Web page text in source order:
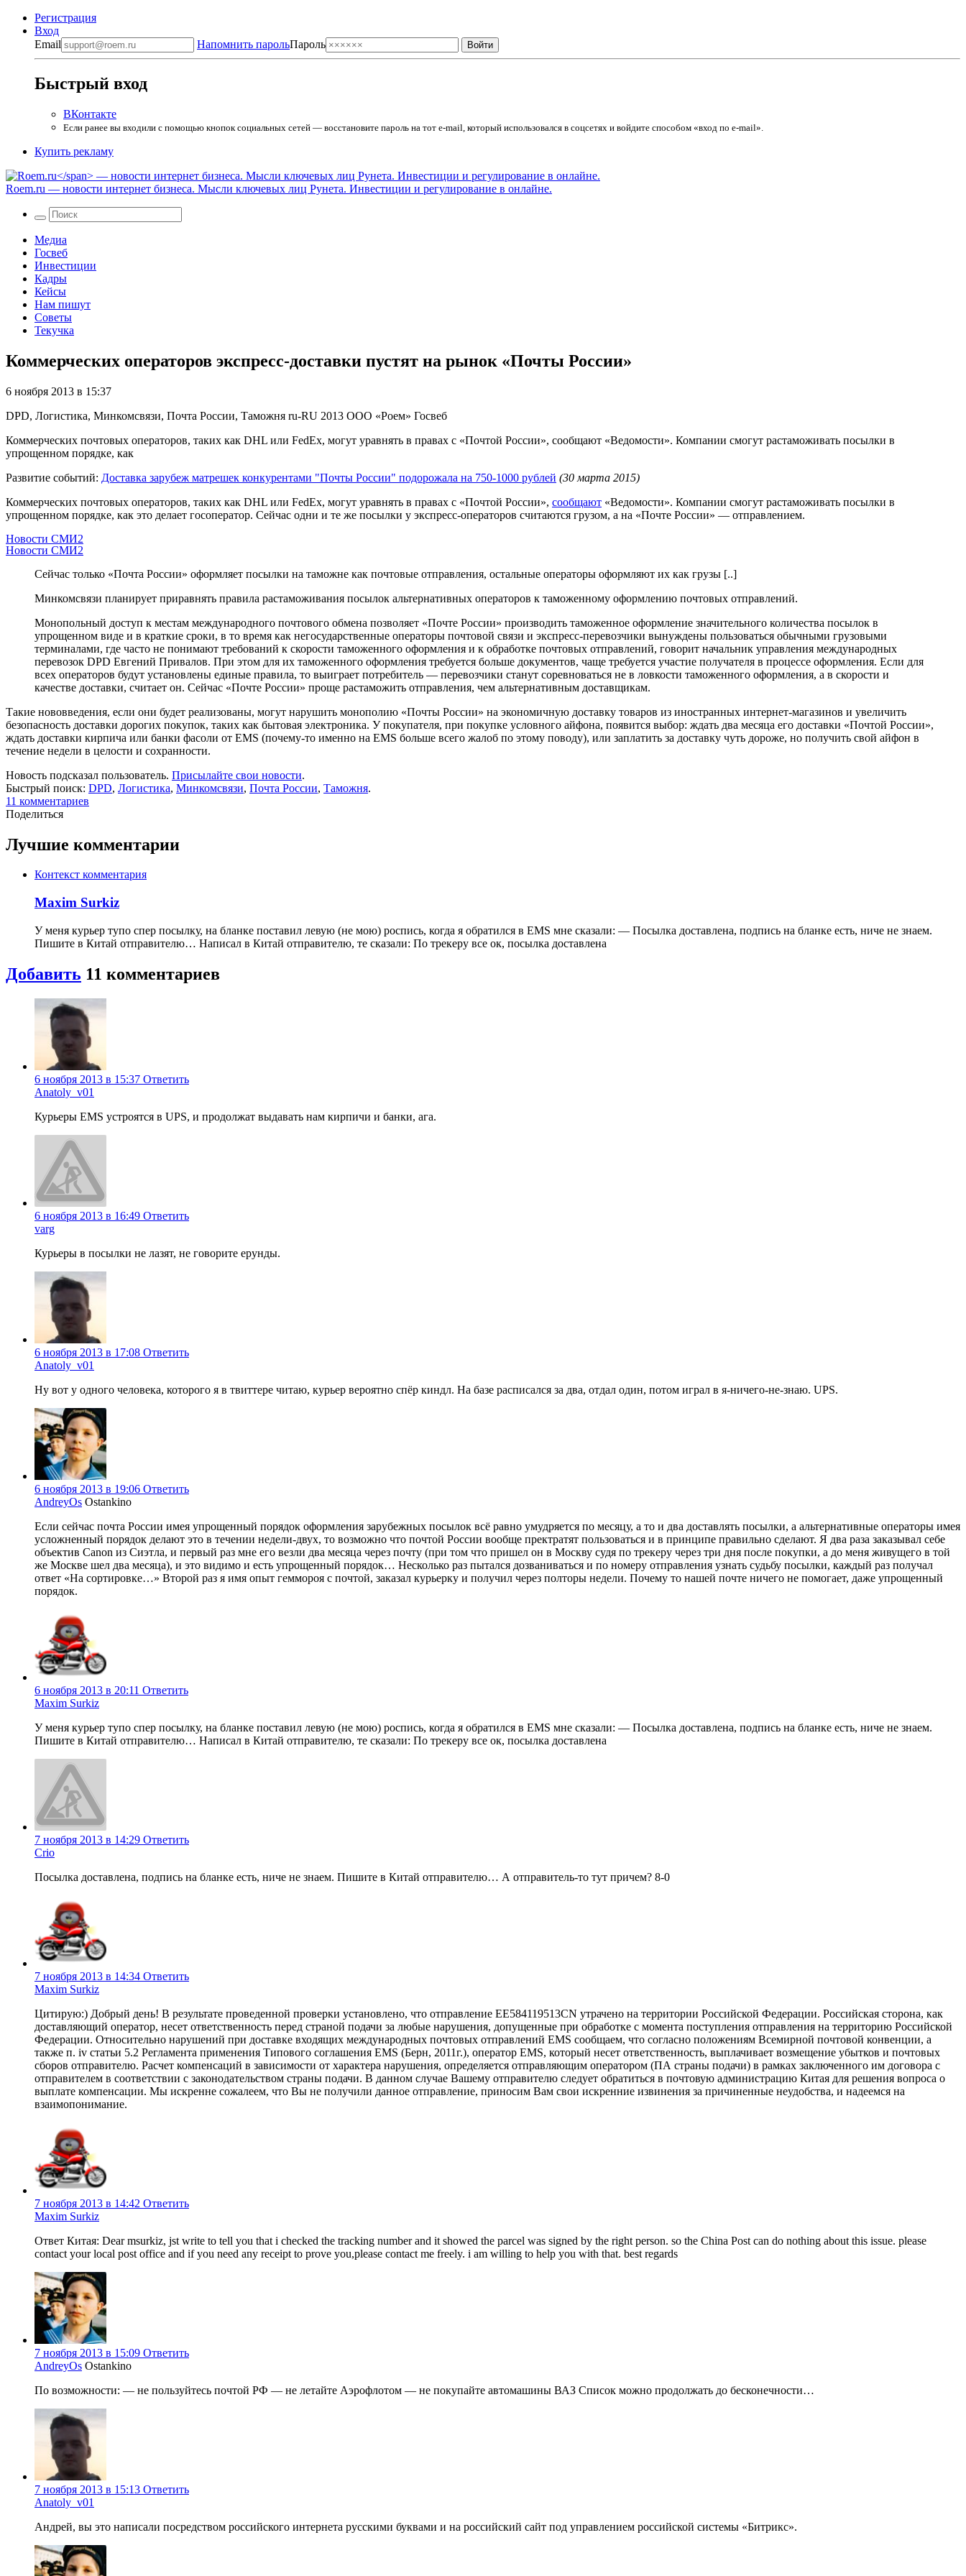
Регистрация
Вход
Email
Напомнить парольПароль
Быстрый вход
ВКонтакте
Если ранее вы входили с помощью кнопок социальных сетей — восстановите пароль на тот e-mail, который использовался в соцсетях и войдите способом «вход по e-mail».
Купить рекламу
Roem.ru — новости интернет бизнеса. Мысли ключевых лиц Рунета. Инвестиции и регулирование в онлайне.
Медиа
Госвеб
Инвестиции
Кадры
Кейсы
Нам пишут
Советы
Текучка
Коммерческих операторов экспресс-доставки пустят на рынок «Почты России»
6 ноября 2013 в 15:37
DPD, Логистика, Минкомсвязи, Почта России, Таможня ru-RU 2013 ООО «Роем» Госвеб
Коммерческих почтовых операторов, таких как DHL или FedEx, могут уравнять в правах с «Почтой России», сообщают «Ведомости». Компании смогут растаможивать посылки в
упрощенном порядке, как
Развитие событий: Доставка зарубеж матрешек конкурентами "Почты России" подорожала на 750-1000 рублей (30 марта 2015)
Коммерческих почтовых операторов, таких как DHL или FedEx, могут уравнять в правах с «Почтой России», сообщают «Ведомости». Компании смогут растаможивать посылки в
упрощенном порядке, как это делает госоператор. Сейчас одни и те же посылки у экспресс-операторов считаются грузом, а на «Почте России» — отправлением.
Новости СМИ2
Новости СМИ2
Сейчас только «Почта России» оформляет посылки на таможне как почтовые отправления, остальные операторы оформляют их как грузы [..]
Минкомсвязи планирует приравнять правила растаможивания посылок альтернативных операторов к таможенному оформлению почтовых отправлений.
Монопольный доступ к местам международного почтового обмена позволяет «Почте России» производить таможенное оформление значительного количества посылок в
упрощенном виде и в краткие сроки, в то время как негосударственные операторы почтовой связи и экспресс-перевозчики вынуждены пользоваться обычными грузовыми
терминалами, где часто не понимают требований к скорости таможенного оформления и к обработке почтовых отправлений, говорит начальник управления международных
перевозок DPD Евгений Привалов. При этом для их таможенного оформления требуется больше документов, чаще требуется участие получателя в процессе оформления. Если для
всех операторов будут установлены единые правила, то выиграет потребитель — перевозчики станут соревноваться не в ловкости таможенного оформления, а в скорости и
качестве доставки, считает он. Сейчас «Почте России» проще растаможить отправления, чем альтернативным доставщикам.
Такие нововведения, если они будет реализованы, могут нарушить монополию «Почты России» на экономичную доставку товаров из иностранных интернет-магазинов и увеличить
безопасность доставки дорогих покупок, таких как бытовая электроника. У покупателя, при покупке условного айфона, появится выбор: ждать два месяца его доставки «Почтой России»,
ждать доставки кирпича или банки фасоли от EMS (почему-то именно на EMS больше всего жалоб по этому поводу), или заплатить за доставку чуть дороже, но получить свой айфон в
течение недели в целости и сохранности.
Новость подсказал пользователь. Присылайте свои новости.
Быстрый поиск: DPD, Логистика, Минкомсвязи, Почта России, Таможня.
11 комментариев
Поделиться
Лучшие комментарии
Контекст комментария
Maxim Surkiz
У меня курьер тупо спер посылку, на бланке поставил левую (не мою) роспись, когда я обратился в EMS мне сказали: — Посылка доставлена, подпись на бланке есть, ниче не знаем.
Пишите в Китай отправителю… Написал в Китай отправителю, те сказали: По трекеру все ок, посылка доставлена
Добавить 11 комментариев
6 ноября 2013 в 15:37 Ответить
Anatoly_v01
Курьеры EMS устроятся в UPS, и продолжат выдавать нам кирпичи и банки, ага.
6 ноября 2013 в 16:49 Ответить
varg
Курьеры в посылки не лазят, не говорите ерунды.
6 ноября 2013 в 17:08 Ответить
Anatoly_v01
Ну вот у одного человека, которого я в твиттере читаю, курьер вероятно спёр киндл. На базе расписался за два, отдал один, потом играл в я-ничего-не-знаю. UPS.
6 ноября 2013 в 19:06 Ответить
AndreyOs Ostankino
Если сейчас почта России имея упрощенный порядок оформления зарубежных посылок всё равно умудряется по месяцу, а то и два доставлять посылки, а альтернативные операторы имея
усложненный порядок делают это в течении недели-двух, то возможно что почтой России вообще пректратят пользоваться и в принципе правильно сделают. Я два раза заказывал себе
объектив Canon из Сиэтла, и первый раз мне его везли два месяца через почту (при том что пришел он в Москву судя по трекеру через три дня после покупки, а до меня живущего в той
же Москве шел два месяца), и это видимо и есть упрощенный порядок… Несколько раз пытался дозваниваться и по номеру отправления узнать судьбу посылки, каждый раз получал
ответ «На сортировке…» Второй раз я имя опыт геммороя с почтой, заказал курьерку и получил через полторы недели. Почему то нашей почте ничего не помогает, даже упрощенный
порядок.
6 ноября 2013 в 20:11 Ответить
Maxim Surkiz
У меня курьер тупо спер посылку, на бланке поставил левую (не мою) роспись, когда я обратился в EMS мне сказали: — Посылка доставлена, подпись на бланке есть, ниче не знаем.
Пишите в Китай отправителю… Написал в Китай отправителю, те сказали: По трекеру все ок, посылка доставлена
7 ноября 2013 в 14:29 Ответить
Crio
Посылка доставлена, подпись на бланке есть, ниче не знаем. Пишите в Китай отправителю… А отправитель-то тут причем? 8-0
7 ноября 2013 в 14:34 Ответить
Maxim Surkiz
Цитирую:) Добрый день! В результате проведенной проверки установлено, что отправление EE584119513CN утрачено на территории Российской Федерации. Российская сторона, как
доставляющий оператор, несет ответственность перед страной подачи за любые нарушения, допущенные при обработке с момента поступления отправления на территорию Российской
Федерации. Относительно нарушений при доставке входящих международных почтовых отправлений EMS сообщаем, что согласно положениям Всемирной почтовой конвенции, а
также п. iv статьи 5.2 Регламента применения Типового соглашения EMS (Берн, 2011г.), оператор EMS, который несет ответственность, выплачивает возмещение убытков и почтовых
сборов отправителю. Расчет компенсаций в зависимости от характера нарушения, определяется отправляющим оператором (ПА страны подачи) в рамках заключенного им договора с
отправителем в соответствии с законодательством страны подачи. В данном случае Вашему отправителю следует обратиться в почтовую администрацию Китая для решения вопроса о
выплате компенсации. Мы искренне сожалеем, что Вы не получили данное отправление, приносим Вам свои искренние извинения за причиненные неудобства, и надеемся на
взаимопонимание.
7 ноября 2013 в 14:42 Ответить
Maxim Surkiz
Ответ Китая: Dear msurkiz, jst write to tell you that i checked the tracking number and it showed the parcel was signed by the right person. so the China Post can do nothing about this issue. please
contact your local post office and if you need any receipt to prove you,please contact me freely. i am willing to help you with that. best regards
7 ноября 2013 в 15:09 Ответить
AndreyOs Ostankino
По возможности: — не пользуйтесь почтой РФ — не летайте Аэрофлотом — не покупайте автомашины ВАЗ Список можно продолжать до бесконечности…
7 ноября 2013 в 15:13 Ответить
Anatoly_v01
Андрей, вы это написали посредством российского интернета русскими буквами и на российский сайт под управлением российской системы «Битрикс».